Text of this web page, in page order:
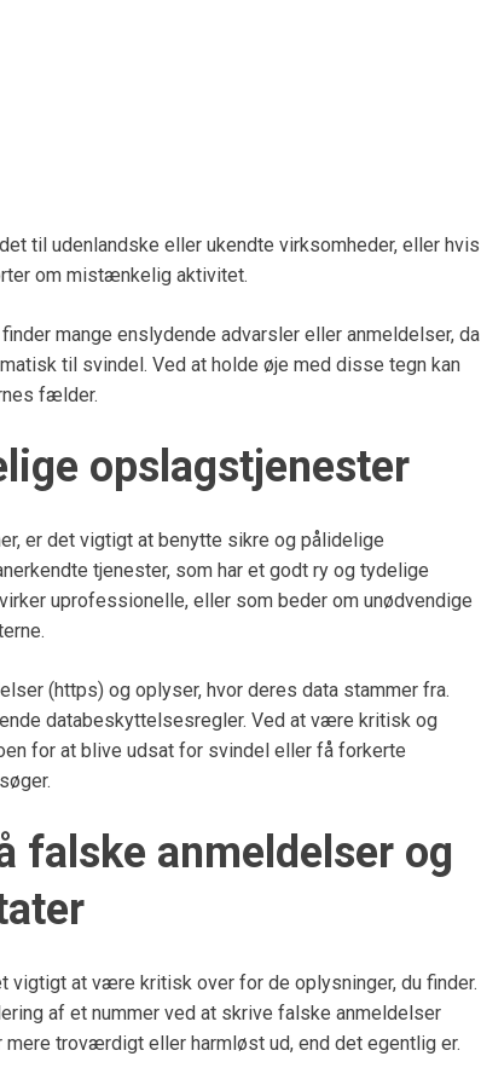
til udenlandske eller ukendte virksomheder, eller hvis
om mistænkelig aktivitet.
mange enslydende advarsler eller anmeldelser, da
til svindel. Ved at holde øje med disse tegn kan
fælder.
opslagstjenester
er det vigtigt at benytte sikre og pålidelige
tjenester, som har et godt ry og tydelige
uprofessionelle, eller som beder om unødvendige
(https) og oplyser, hvor deres data stammer fra.
databeskyttelsesregler. Ved at være kritisk og
for at blive udsat for svindel eller få forkerte
anmeldelser og
vigtigt at være kritisk over for de oplysninger, du finder.
af et nummer ved at skrive falske anmeldelser
troværdigt eller harmløst ud, end det egentlig er.